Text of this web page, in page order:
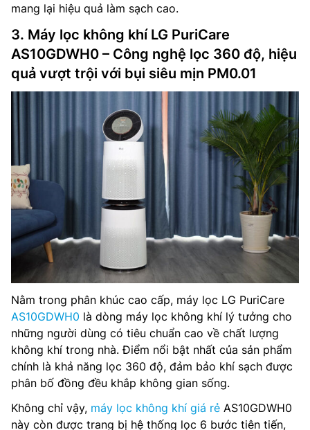
mang lại hiệu quả làm sạch cao.
3. Máy lọc không khí LG PuriCare
AS10GDWH0 – Công nghệ lọc 360 độ, hiệu
quả vượt trội với bụi siêu mịn PM0.01
Nằm trong phân khúc cao cấp, máy lọc LG PuriCare
AS10GDWH0 là dòng máy lọc không khí lý tưởng cho
những người dùng có tiêu chuẩn cao về chất lượng
không khí trong nhà. Điểm nổi bật nhất của sản phẩm
chính là khả năng lọc 360 độ, đảm bảo khí sạch được
phân bố đồng đều khắp không gian sống.
Không chỉ vậy, máy lọc không khí giá rẻ AS10GDWH0
này còn được trang bị hệ thống lọc 6 bước tiên tiến,